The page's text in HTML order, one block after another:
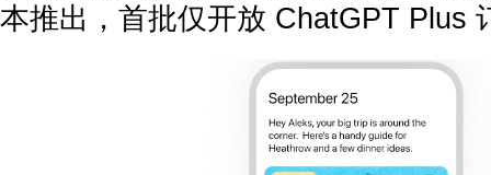
本推出，首批仅开放 ChatGPT Plus